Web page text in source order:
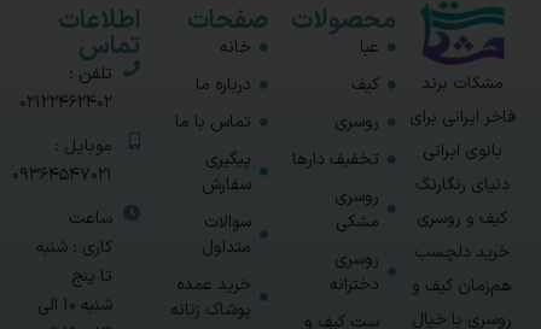
مشکات برند
فاخر ایرانی برای
بانوی ایرانی
دنیای رنگارنگ
کیف و روسری
خرید دلچسب
هم‌زمان کیف و
روسری با خیال
محصولات
عبا
کیف
روسری
تخفیف دارها
روسری
مشکی
روسری
دخترانه
ست کیف و
صفحات
خانه
درباره ما
تماس با ما
پیگیری
سفارش
سوالات
متداول
خرید عمده
پوشاک زنانه
اطلاعات
تماس
تلفن :
02122462402
موبایل :
09364547021
ساعت
کاری : شنبه
تا پنج
شنبه 10 الی